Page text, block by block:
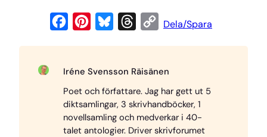
e
b
o
o
t
e
r
e
e
s
k
y
e
a
d
s
C
y
L
i
n
Dela/Spara
Iréne Svensson Räisänen
Poet och författare. Jag har gett ut 5
diktsamlingar, 3 skrivhandböcker, 1
novellsamling och medverkar i 40-
talet antologier. Driver skrivforumet